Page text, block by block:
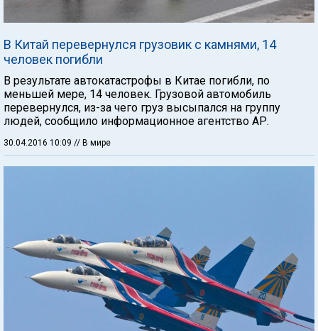
В Китай перевернулся грузовик с камнями, 14
человек погибли
В результате автокатастрофы в Китае погибли, по
меньшей мере, 14 человек. Грузовой автомобиль
перевернулся, из-за чего груз высыпался на группу
людей, сообщило информационное агентство АР.
30.04.2016 10:09 // В мире